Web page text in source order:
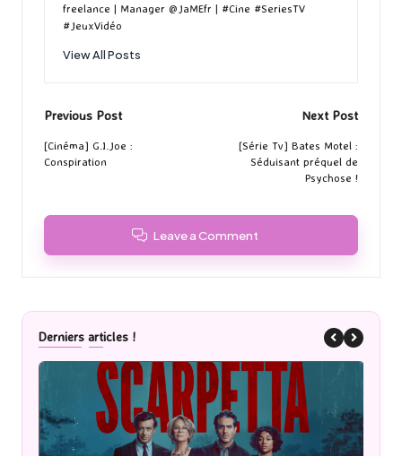
freelance | Manager @JaMEfr | #Cine #SeriesTV
#JeuxVidéo
View All Posts
Post
navigation
Previous Post
[Cinéma] G.I.Joe :
Conspiration
Next Post
[Série Tv] Bates Motel :
Séduisant préquel de
Psychose !
Leave a Comment
Derniers articles !